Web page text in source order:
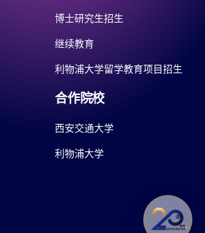
博士研究生招生
继续教育
利物浦大学留学教育项目招生
合作院校
西安交通大学
利物浦大学